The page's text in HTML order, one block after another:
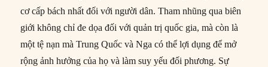
cơ cấp bách nhất đối với người dân. Tham nhũng qua biên
giới không chỉ đe dọa đối với quản trị quốc gia, mà còn là
một tệ nạn mà Trung Quốc và Nga có thể lợi dụng để mở
rộng ảnh hưởng của họ và làm suy yếu đối phương. Sự